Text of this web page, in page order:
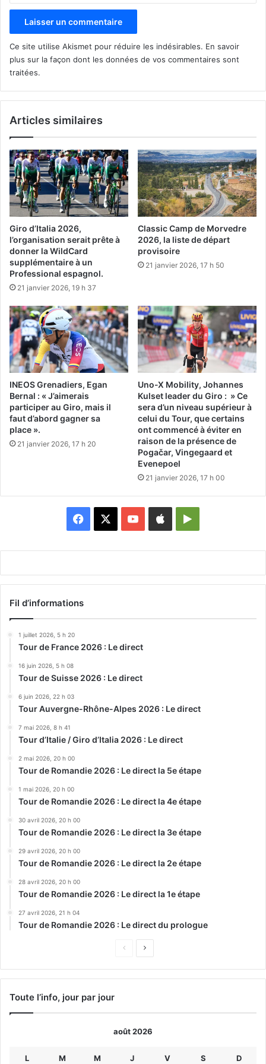
Ce site utilise Akismet pour réduire les indésirables. En savoir
plus sur la façon dont les données de vos commentaires sont
traitées.
Articles similaires
Giro d’Italia 2026,
l’organisation serait prête à
donner la WildCard
supplémentaire à un
Professional espagnol.
21 janvier 2026, 19 h 37
Classic Camp de Morvedre
2026, la liste de départ
provisoire
21 janvier 2026, 17 h 50
INEOS Grenadiers, Egan
Bernal : « J’aimerais
participer au Giro, mais il
faut d’abord gagner sa
place ».
21 janvier 2026, 17 h 20
Uno-X Mobility, Johannes
Kulset leader du Giro : » Ce
sera d’un niveau supérieur à
celui du Tour, que certains
ont commencé à éviter en
raison de la présence de
Pogačar, Vingegaard et
Evenepoel
21 janvier 2026, 17 h 00
Facebook YouTubeAppleGoogle
Fil d’informations
1 juillet 2026, 5 h 20
Tour de France 2026 : Le direct
16 juin 2026, 5 h 08
Tour de Suisse 2026 : Le direct
6 juin 2026, 22 h 03
Tour Auvergne-Rhône-Alpes 2026 : Le direct
7 mai 2026, 8 h 41
Tour d’Italie / Giro d’Italia 2026 : Le direct
2 mai 2026, 20 h 00
Tour de Romandie 2026 : Le direct la 5e étape
1 mai 2026, 20 h 00
Tour de Romandie 2026 : Le direct la 4e étape
30 avril 2026, 20 h 00
Tour de Romandie 2026 : Le direct la 3e étape
29 avril 2026, 20 h 00
Tour de Romandie 2026 : Le direct la 2e étape
28 avril 2026, 20 h 00
Tour de Romandie 2026 : Le direct la 1e étape
27 avril 2026, 21 h 04
Tour de Romandie 2026 : Le direct du prologue
Page
Page
Toute l’info, jour par jour
août 2026
L M M J V S D